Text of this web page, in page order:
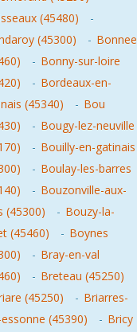
(45480)
-
(45300)
- Bonnee
- Bonny-sur-loire
- Bordeaux-en-
(45340)
- Bou
- Bougy-lez-neuville
- Bouilly-en-gatinais
- Boulay-les-barres
- Bouzonville-aux-
(45300)
- Bouzy-la-
(45460)
- Boynes
- Bray-en-val
- Breteau (45250)
(45250) - Briarres-
(45390)
- Bricy